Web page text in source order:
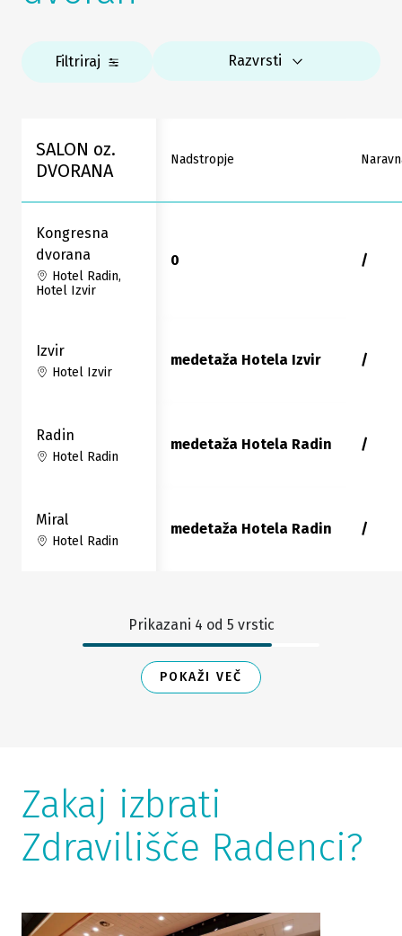
Filtriraj Razvrsti
SALON oz.
DVORANA
Nadstropje
Kongresna
dvorana
Hotel Radin,
Hotel Izvir
0 /
Izvir
Hotel Izvir
medetaža Hotela Izvir /
Radin
Hotel Radin
medetaža Hotela Radin /
Miral
Hotel Radin
medetaža Hotela Radin /
Prikazani 4 od 5 vrstic
POKAŽI VEČ
Zakaj izbrati
Zdravilišče Radenci?